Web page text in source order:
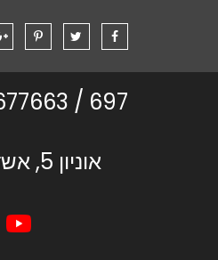
697 /
אוניון 5, אשדוד